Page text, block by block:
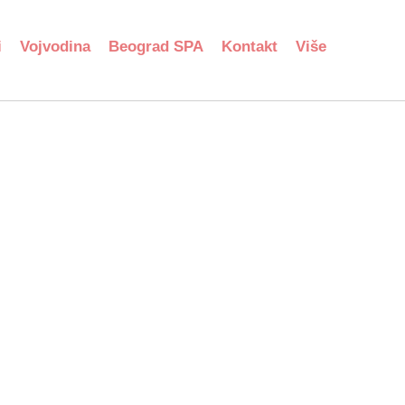
Vojvodina Beograd SPA Kontakt Više